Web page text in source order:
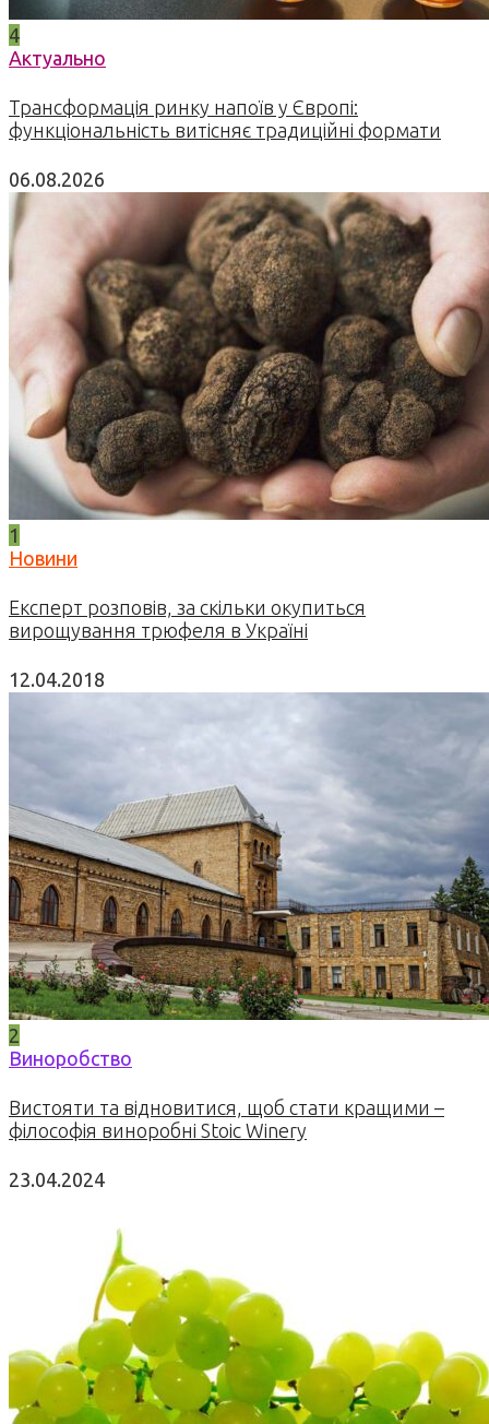
4
Актуально
Трансформація ринку напоїв у Європі:
функціональність витісняє традиційні формати
06.08.2026
1
Новини
Експерт розповів, за скільки окупиться
вирощування трюфеля в Україні
12.04.2018
2
Виноробство
Вистояти та відновитися, щоб стати кращими –
філософія виноробні Stoic Winery
23.04.2024